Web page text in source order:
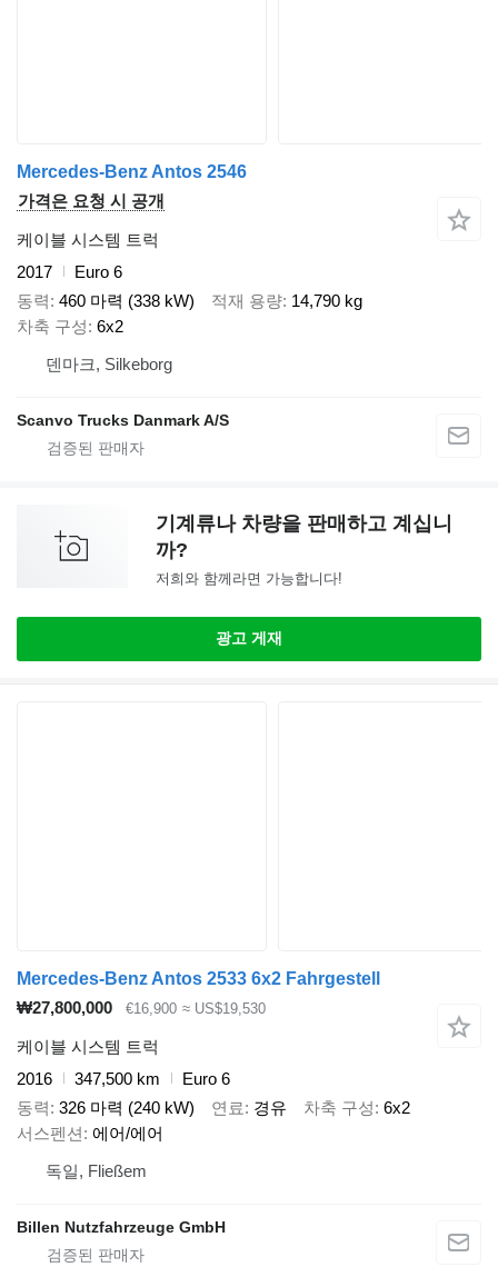
Mercedes-Benz Antos 2546
가격은 요청 시 공개
케이블 시스템 트럭
2017
Euro 6
동력 460 마력 (338 kW) 적재 용량 14,790 kg
차축 구성 6x2
덴마크, Silkeborg
Scanvo Trucks Danmark A/S
기계류나 차량을 판매하고 계십니
까?
저희와 함께라면 가능합니다!
광고 게재
Mercedes-Benz Antos 2533 6x2 Fahrgestell
₩27,800,000
€16,900 ≈ US$19,530
케이블 시스템 트럭
2016
347,500 km
Euro 6
동력 326 마력 (240 kW) 연료 경유 차축 구성 6x2
서스펜션 에어/에어
독일, Fließem
Billen Nutzfahrzeuge GmbH